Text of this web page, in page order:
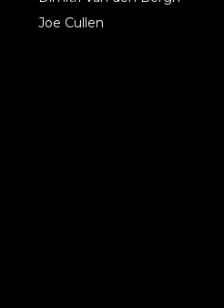
Joe Cullen